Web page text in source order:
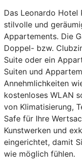
Das Leonardo
stilvolle und
Appartements. Die
Doppel- bzw.
Suite oder ein
Suiten und
Annehmlichkeiten
kostenloses WLAN
von Klimatisierung,
Safe für Ihre
Kunstwerken und
eingerichtet, damit
wie möglich fühlen.